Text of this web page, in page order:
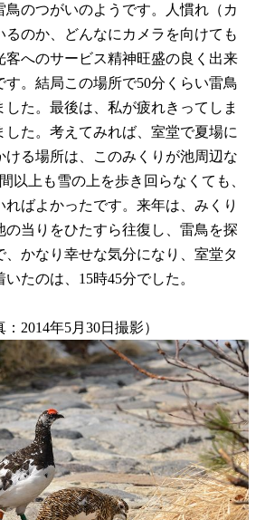
鳥のつがいのようです。人慣れ（カ
るのか、どんなにカメラを向けても
客へのサービス精神旺盛の良く出来
す。結局この場所で50分くらい雷鳥
た。最後は、私が疲れきってしま
した。考えてみれば、室堂で夏場に
ける場所は、このみくりが池周辺な
以上も雪の上を歩き回らなくても、
ればよかったです。来年は、みくり
の当りをひたすら往復し、雷鳥を探
、かなり幸せな気分になり、室堂タ
たのは、15時45分でした。
2014年5月30日撮影）